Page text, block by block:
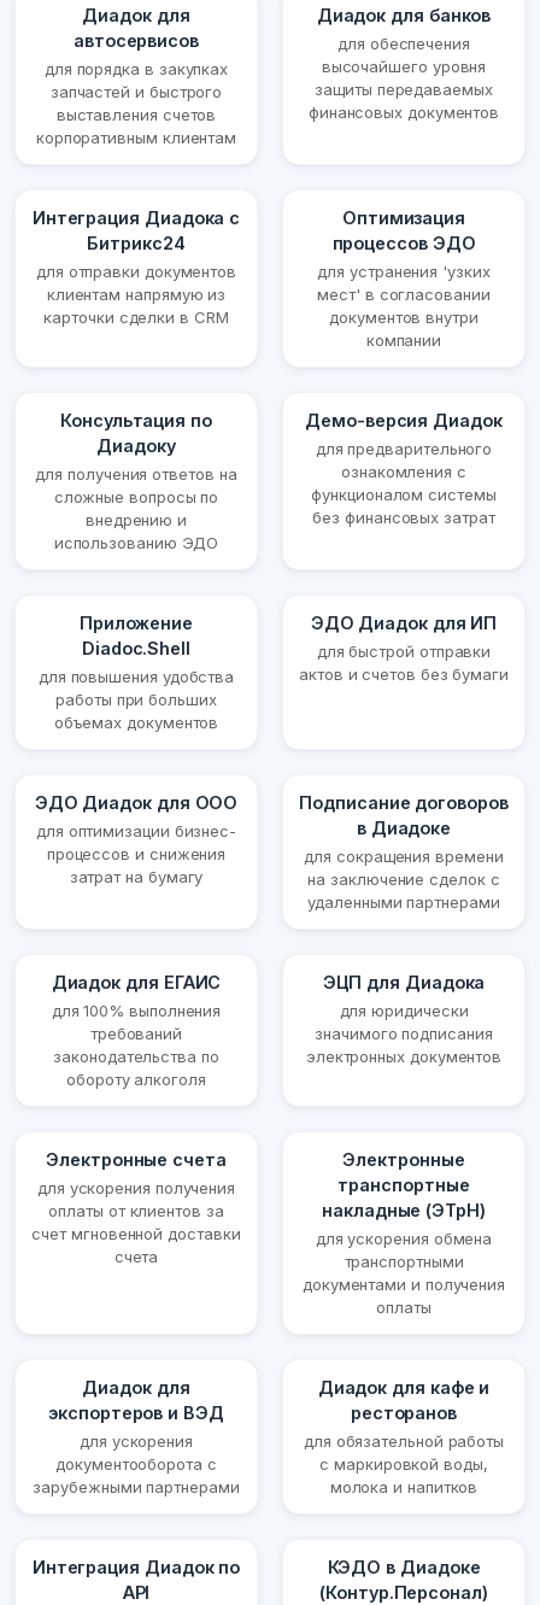
Диадок для
автосервисов
для порядка в закупках
запчастей и быстрого
выставления счетов
корпоративным клиентам
Диадок для банков
для обеспечения
высочайшего уровня
защиты передаваемых
финансовых документов
Интеграция Диадока с
Битрикс24
для отправки документов
клиентам напрямую из
карточки сделки в CRM
Оптимизация
процессов ЭДО
для устранения 'узких
мест' в согласовании
документов внутри
компании
Консультация по
Диадоку
для получения ответов на
сложные вопросы по
внедрению и
использованию ЭДО
Демо-версия Диадок
для предварительного
ознакомления с
функционалом системы
без финансовых затрат
Приложение
Diadoc.Shell
для повышения удобства
работы при больших
объемах документов
ЭДО Диадок для ИП
для быстрой отправки
актов и счетов без бумаги
ЭДО Диадок для ООО
для оптимизации бизнес-
процессов и снижения
затрат на бумагу
Подписание договоров
в Диадоке
для сокращения времени
на заключение сделок с
удаленными партнерами
Диадок для ЕГАИС
для 100% выполнения
требований
законодательства по
обороту алкоголя
ЭЦП для Диадока
для юридически
значимого подписания
электронных документов
Электронные счета
для ускорения получения
оплаты от клиентов за
счет мгновенной доставки
счета
Электронные
транспортные
накладные (ЭТрН)
для ускорения обмена
транспортными
документами и получения
оплаты
Диадок для
экспортеров и ВЭД
для ускорения
документооборота с
зарубежными партнерами
Диадок для кафе и
ресторанов
для обязательной работы
с маркировкой воды,
молока и напитков
Интеграция Диадок по
API
КЭДО в Диадоке
(Контур.Персонал)